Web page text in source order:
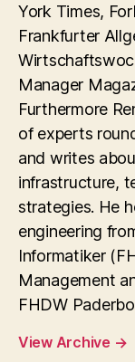
York Times,
Frankfurter
Manager
Furthermore
of experts
and writes
infrastructure,
strategies. He
engineering
Informatiker
Management
FHDW
View Archive →